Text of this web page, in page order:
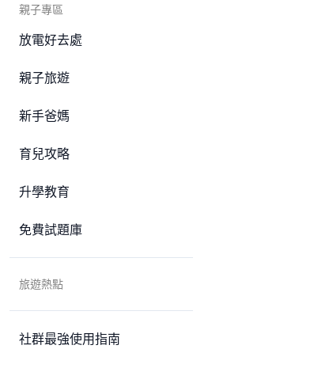
親子專區
放電好去處
親子旅遊
新手爸媽
育兒攻略
升學教育
免費試題庫
旅遊熱點
社群最強使用指南